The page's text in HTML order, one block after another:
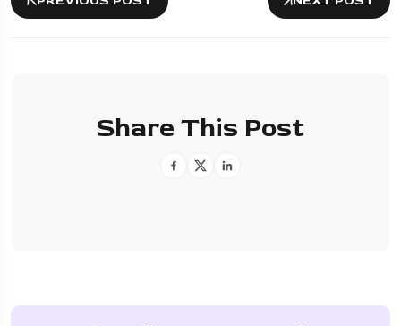
Share This Post